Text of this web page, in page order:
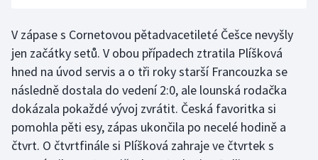
Veslování
Vodní slalom
Volejbal
Ostatní
V zápase s Cornetovou pětadvacetileté Češce nevyšly
jen začátky setů. V obou případech ztratila Plíšková
hned na úvod servis a o tři roky starší Francouzka se
následně dostala do vedení 2:0, ale lounská rodačka
dokázala pokaždé vývoj zvrátit. Česká favoritka si
pomohla pěti esy, zápas ukončila po necelé hodině a
čtvrt. O čtvrtfinále si Plíšková zahraje ve čtvrtek s